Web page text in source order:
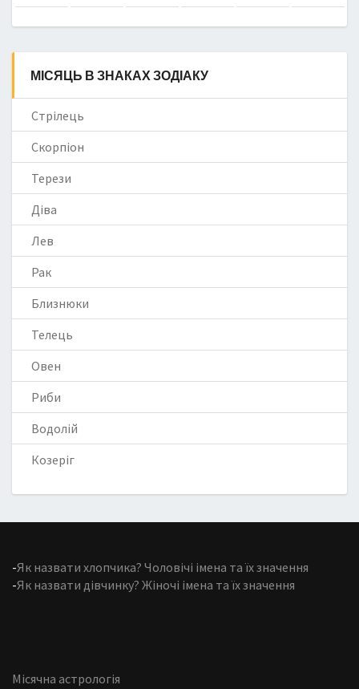
МІСЯЦЬ В ЗНАКАХ ЗОДІАКУ
Стрілець
Скорпіон
Терези
Діва
Лев
Рак
Близнюки
Телець
Овен
Риби
Водолій
Козеріг
-Як назвати хлопчика? Чоловічі імена та їх значення
-Як назвати дівчинку? Жіночі імена та їх значення
Місячна астрологія